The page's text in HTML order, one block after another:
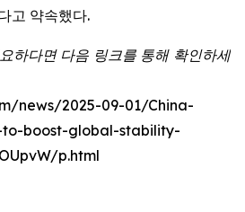
고 약속했다.
하다면 다음 링크를 통해 확인하세
news/2025-09-01/China-
to-boost-global-stability-
p.html